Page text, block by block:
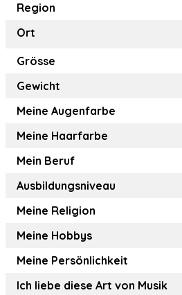
Region
Ort
Grösse
Gewicht
Meine Augenfarbe
Meine Haarfarbe
Mein Beruf
Ausbildungsniveau
Meine Religion
Meine Hobbys
Meine Persönlichkeit
Ich liebe diese Art von Musik